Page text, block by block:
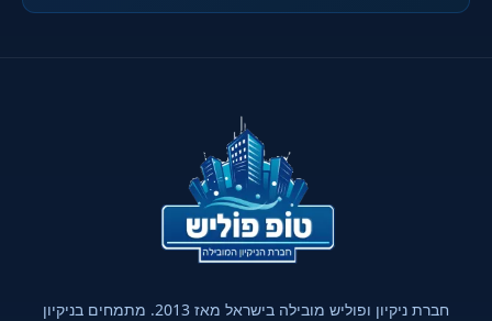
חברת ניקיון ופוליש מובילה בישראל מאז 2013. מתמחים בניקיון